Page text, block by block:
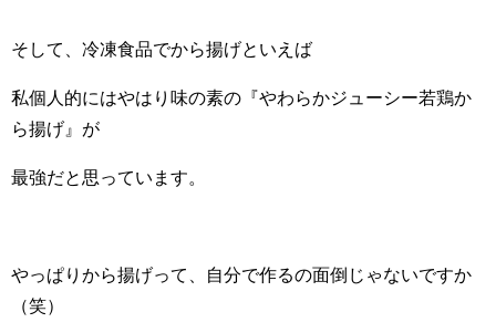
そして、冷凍食品でから揚げといえば
私個人的にはやはり味の素の『やわらかジューシー若鶏か
ら揚げ』が
最強だと思っています。
やっぱりから揚げって、自分で作るの面倒じゃないですか
（笑）